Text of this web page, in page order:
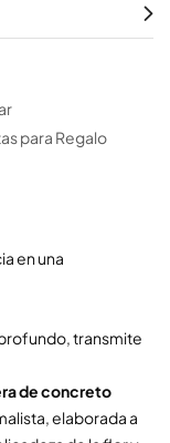
para Regalo
en una
transmite
de concreto
elaborada a